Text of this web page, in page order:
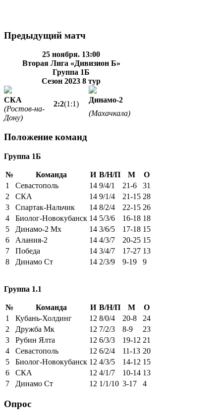
Предыдущий матч
25 ноября. 13:00
Вторая Лига «Дивизион Б»
Группа 1Б
Сезон 2023 8 тур
2:2(1:1)
СКА
Динамо-2
(Ростов-на-
Дону)
(Махачкала)
Положение команд
Группа 1Б
№ Команда И В/Н/П М
О
1
Севастополь 14 9/4/1 21-6
31
2
СКА 14 9/1/4 21-15 28
3
Спартак-Нальчик 14 8/2/4 22-15 26
4
Биолог-Новокубанск 14 5/3/6 16-18 18
5
Динамо-2 Мх 14 3/6/5 17-18 15
6
Алания-2 14 4/3/7 20-25 15
7
Победа 14 3/4/7 17-27 13
8
Динамо Ст 14 2/3/9 9-19 9
Группа 1.1
№ Команда И В/Н/П М
О
1
Кубань-Холдинг 12 8/0/4 20-8
24
2
Дружба Мк 12 7/2/3 8-9
23
3
Рубин Ялта 12 6/3/3 19-12 21
4
Севастополь 12 6/2/4 11-13 20
5
Биолог-Новокубанск 12 4/3/5 14-12 15
6
СКА 12 4/1/7 10-14 13
7
Динамо Ст 12 1/1/10 3-17 4
Опрос